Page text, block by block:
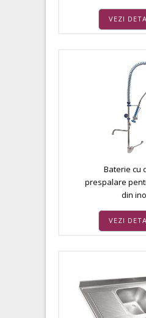
VEZI
Baterie cu
prespalare
din
VEZI